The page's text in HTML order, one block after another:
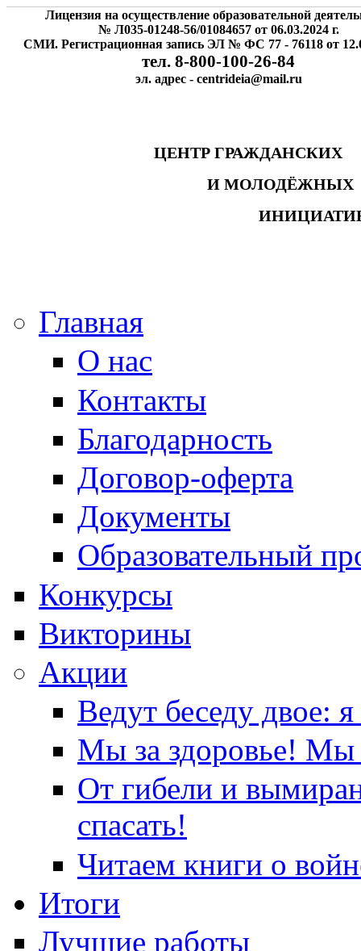
Лицензия на осуществление образовательной
№ Л035-01248-56/01084657 от 06.03.2024 г.
СМИ. Регистрационная запись ЭЛ № ФС 77 - 76118 от
тел. 8-800-100-26-84
эл. адрес - centrideia@mail.ru
ЦЕНТР
И
Главная
О нас
Контакты
Благодарность
Договор-оферта
Документы
Образовательный
Конкурсы
Викторины
Акции
Ведут беседу двое:
Мы за здоровье! Мы
От гибели и
спасать!
Читаем книги о
Итоги
Лучшие работы